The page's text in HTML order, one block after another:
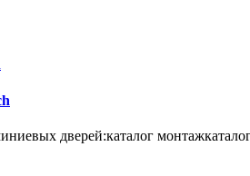
дверей:каталог